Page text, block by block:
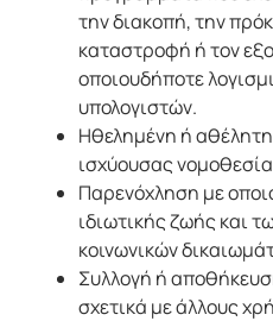
την διακοπή, την
καταστροφή ή τον
οποιουδήποτε
υπολογιστών.
Ηθελημένη ή
ισχύουσας
Παρενόχληση με
ιδιωτικής ζωής και
κοινωνικών
Συλλογή ή
σχετικά με άλλους